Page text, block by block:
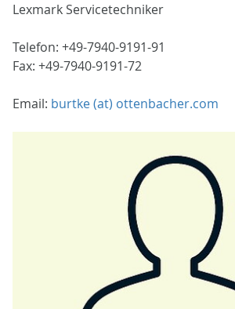
Lexmark Servicetechniker
Telefon: +49-7940-9191-91
Fax: +49-7940-9191-72
Email: burtke (at) ottenbacher.com